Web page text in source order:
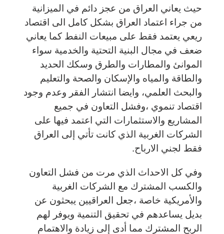
حيث يعاني العراق من عجز دائم في الميزانية
من جراء اعتماد العراق بشكل كامل الى اقتصاد
ريعي يعتمد فقط على مبيعات النفط كما يعاني
ضعف في مجال البنية التحتية والخدمية سواء
الموانئ والمطارات والطرق وسكك الحديد
والطاقة والمياه والإسكان والصحة والتعليم
والبحث العلمي، وايضا انتشار الفقر وعدم وجود
اقتصاد تنموي ،وفشل التعاون في جميع
المشاريع والاستثمارات التي اعتمد فيها على
الشركات الغربية الذي كانت تأتي إلى العراق
فقط لجني الارباح.
وفي كل الاحداث الذي مرت من فشل التعاون
والكسب المشترك مع الشركات الغربية
والأمريكية خاصة ،جعل العراقيين يبحثون عن
بديل يساعدهم في تحقيق التنمية ويوفر لهم
الربح المشترك مما أدى إلى زيادة والاهتمام